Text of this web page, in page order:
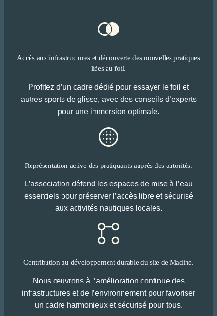
Accès aux infrastructures et découverte des nouvelles pratiques
liées au foil.
Profitez d’un cadre dédié pour essayer le foil et
autres sports de glisse, avec des conseils d’experts
pour une immersion optimale.
Représentation active des pratiquants auprès des autorités.
L’association défend les espaces de mise à l’eau
essentiels pour préserver l’accès libre et sécurisé
aux activités nautiques locales.
Contribution au développement durable du site de Madine.
Nous œuvrons à l’amélioration continue des
infrastructures et de l’environnement pour favoriser
un cadre harmonieux et sécurisé pour tous.